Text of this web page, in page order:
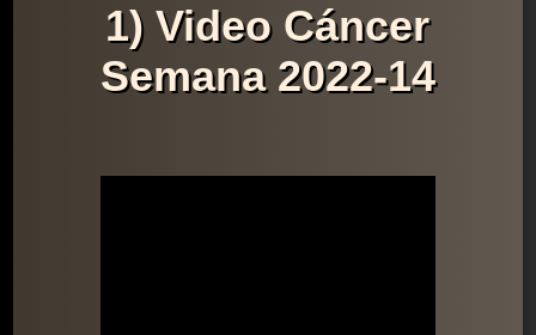
1) Video Cáncer
Semana 2022-14